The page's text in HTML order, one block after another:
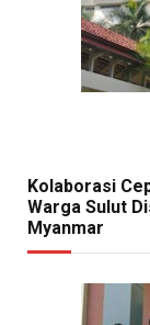
Kolaborasi
Warga Sulut
Myanmar